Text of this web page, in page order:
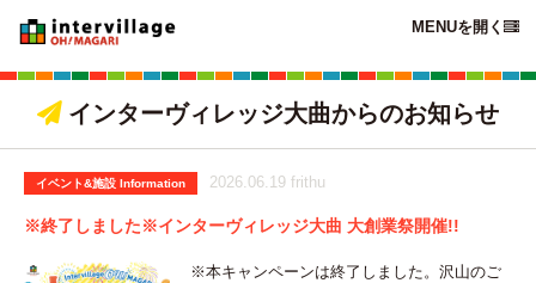
MENUを開く 
インターヴィレッジ大曲からのお知らせ
イベント&施設 Information 2026.06.19 frithu
※終了しました※インターヴィレッジ大曲 大創業祭開催!!
※本キャンペーンは終了しました。沢山のご